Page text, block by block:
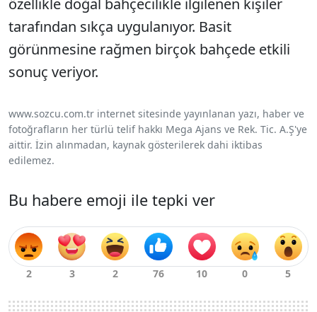
özellikle doğal bahçecilikle ilgilenen kişiler
tarafından sıkça uygulanıyor. Basit
görünmesine rağmen birçok bahçede etkili
sonuç veriyor.
www.sozcu.com.tr internet sitesinde yayınlanan yazı, haber ve
fotoğrafların her türlü telif hakkı Mega Ajans ve Rek. Tic. A.Ş'ye
aittir. İzin alınmadan, kaynak gösterilerek dahi iktibas
edilemez.
Bu habere emoji ile tepki ver